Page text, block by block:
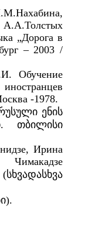
„Дорога в
– 2003 /
Обучение
-1978.
ენის
თბილისი
Ирина